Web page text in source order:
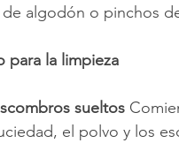
algodón o pinchos
para la limpieza
sueltos
el polvo y los